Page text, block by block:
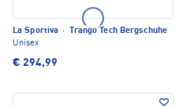
La Sportiva ·
Trango Tech Bergschuhe
Unisex
€ 294,99